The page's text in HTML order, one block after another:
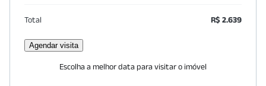
Total R$ 2.639
Agendar visita
Escolha a melhor data para visitar o imóvel